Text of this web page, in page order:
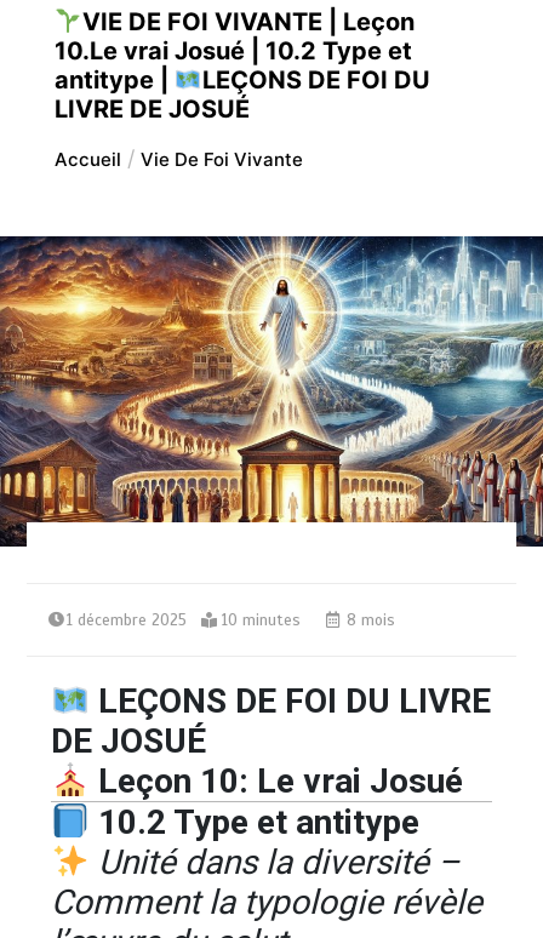
VIE DE FOI VIVANTE | Leçon
10.Le vrai Josué | 10.2 Type et
antitype |
LEÇONS DE FOI DU
LIVRE DE JOSUÉ
Accueil Vie De Foi Vivante
1 décembre 2025 10 minutes 8 mois
LEÇONS DE FOI DU LIVRE
DE JOSUÉ
Leçon 10: Le vrai Josué
10.2 Type et antitype
Unité dans la diversité –
Comment la typologie révèle